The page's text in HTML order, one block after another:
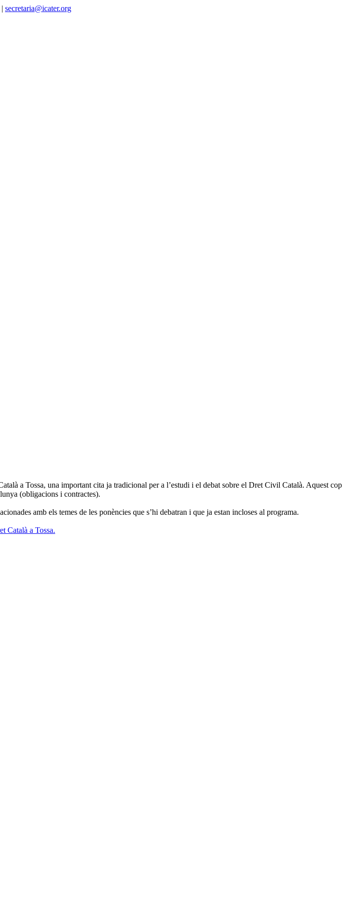
secretaria@icater.org
a Tossa, una important cita ja tradicional per a l’estudi i el debat sobre el Dret Civil Català. Aquest cop
(obligacions i contractes).
amb els temes de les ponències que s’hi debatran i que ja estan incloses al programa.
Català a Tossa.